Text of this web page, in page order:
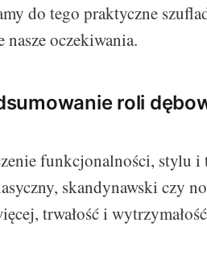
do tego praktyczne
oczekiwania.
roli
funkcjonalności, stylu i
skandynawski czy
trwałość i